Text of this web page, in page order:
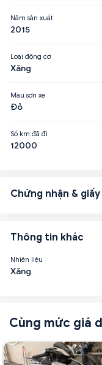
Năm sản xuất
2015
Loại động cơ
Xăng
Màu sơn xe
Đỏ
Số km đã đi
12000
Chứng nhận &
Thông tin khác
Nhiên liệu
Xăng
Cùng mức giá